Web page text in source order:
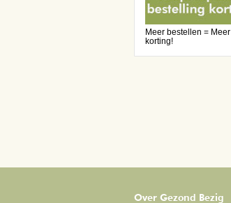
Meer bestellen = Meer
korting!
Over Gezond Bezig